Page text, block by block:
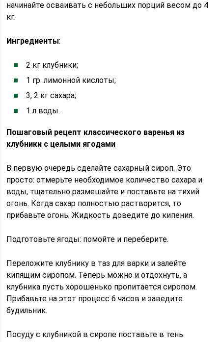
начинайте осваивать с небольших порций весом до 4
кг.
Ингредиенты:
2 кг клубники;
1 гр. лимонной кислоты;
3, 2 кг сахара;
1 л воды.
Пошаговый рецепт классического варенья из
клубники с целыми ягодами
В первую очередь сделайте сахарный сироп. Это
просто: отмерьте необходимое количество сахара и
воды, тщательно размешайте и поставьте на тихий
огонь. Когда сахар полностью растворится, то
прибавьте огонь. Жидкость доведите до кипения.
Подготовьте ягоды: помойте и переберите.
Переложите клубнику в таз для варки и залейте
кипящим сиропом. Теперь можно и отдохнуть, а
клубника пусть хорошенько пропитается сиропом.
Прибавьте на этот процесс 6 часов и заведите
будильник.
Посуду с клубникой в сиропе поставьте в тень.